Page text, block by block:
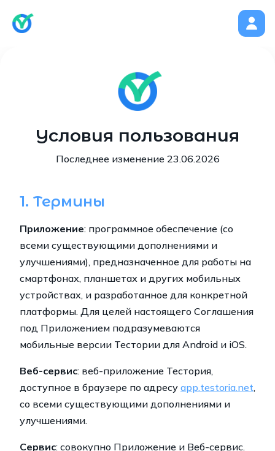
Условия пользования
Последнее изменение 23.06.2026
1. Термины
Приложение: программное обеспечение (со
всеми существующими дополнениями и
улучшениями), предназначенное для работы на
смартфонах, планшетах и других мобильных
устройствах, и разработанное для конкретной
платформы. Для целей настоящего Соглашения
под Приложением подразумеваются
мобильные версии Тестории для Android и iOS.
Веб-сервис: веб-приложение Тестория,
доступное в браузере по адресу app.testoria.net,
со всеми существующими дополнениями и
улучшениями.
Сервис: совокупно Приложение и Веб-сервис.